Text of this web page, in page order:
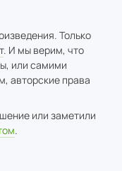
Только
. И мы верим, что
или самими
авторские права
или заметили
.